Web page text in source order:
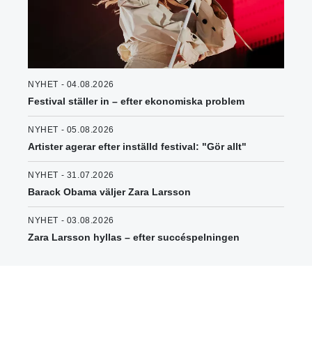
NYHET - 04.08.2026
Festival ställer in – efter ekonomiska problem
NYHET - 05.08.2026
Artister agerar efter inställd festival: "Gör allt"
NYHET - 31.07.2026
Barack Obama väljer Zara Larsson
NYHET - 03.08.2026
Zara Larsson hyllas – efter succéspelningen